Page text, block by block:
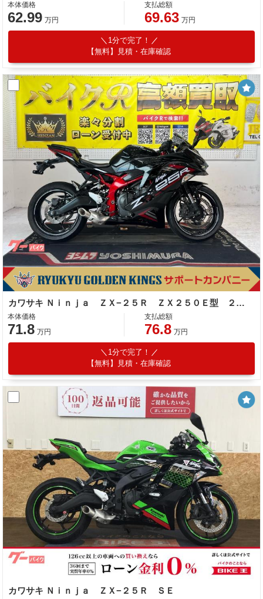
本体価格
62.99 万円
支払総額
69.63 万円
1分で完了！
【無料】見積・在庫確認
カワサキ Ｎｉｎｊａ ＺＸ−２５Ｒ ＺＸ２５０Ｅ型 ２０２１年モデル クイックシフター ＥＴＣ
本体価格
71.8 万円
支払総額
76.8 万円
1分で完了！
【無料】見積・在庫確認
カワサキ Ｎｉｎｊａ ＺＸ−２５Ｒ ＳＥ